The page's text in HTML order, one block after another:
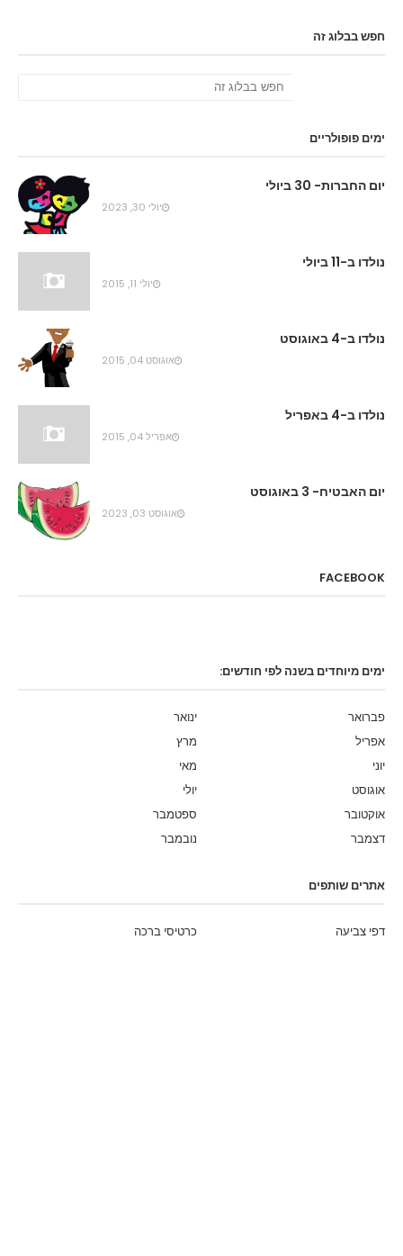
חפש בבלוג זה
ימים פופולריים
יום החברות- 30 ביולי
יולי 30, 2023
נולדו ב-11 ביולי
יולי 11, 2015
נולדו ב-4 באוגוסט
אוגוסט 04, 2015
נולדו ב-4 באפריל
אפריל 04, 2015
יום האבטיח- 3 באוגוסט
אוגוסט 03, 2023
FACEBOOK
ימים מיוחדים בשנה לפי חודשים:
ינואר
פברואר
מרץ
אפריל
מאי
יוני
יולי
אוגוסט
ספטמבר
אוקטובר
נובמבר
דצמבר
אתרים שותפים
כרטיסי ברכה דפי צביעה